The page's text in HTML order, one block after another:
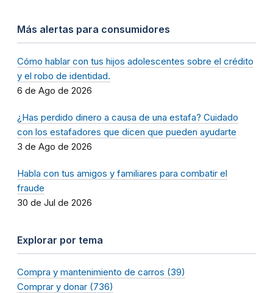
Más alertas para consumidores
Cómo hablar con tus hijos adolescentes sobre el crédito
y el robo de identidad.
6 de Ago de 2026
¿Has perdido dinero a causa de una estafa? Cuidado
con los estafadores que dicen que pueden ayudarte
3 de Ago de 2026
Habla con tus amigos y familiares para combatir el
fraude
30 de Jul de 2026
Explorar por tema
Compra y mantenimiento de carros (39)
Comprar y donar (736)